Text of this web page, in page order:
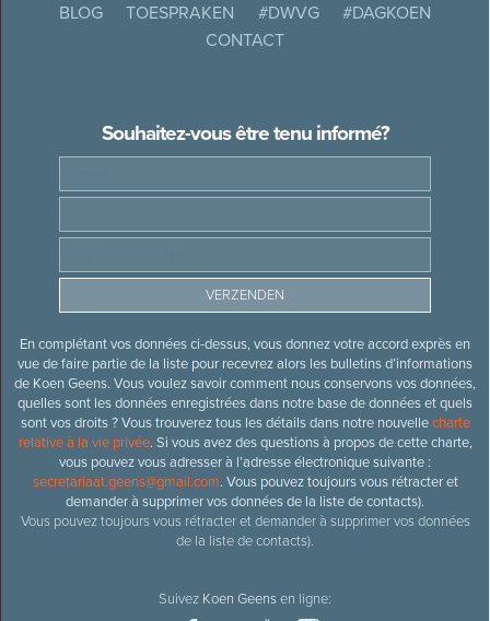
BLOG
TOESPRAKEN #DWVG
#DAGKOEN
CONTACT
Souhaitez-vous être tenu informé?
En complétant vos données ci-dessus, vous donnez votre accord exprès en
vue de faire partie de la liste pour recevrez alors les bulletins d’informations
de Koen Geens. Vous voulez savoir comment nous conservons vos données,
quelles sont les données enregistrées dans notre base de données et quels
sont vos droits ? Vous trouverez tous les détails dans notre nouvellecharte
relative à la vie privée. Si vous avez des questions à propos de cette charte,
vous pouvez vous adresser à l’adresse électronique suivante :
secretariaat.geens@gmail.com. Vous pouvez toujours vous rétracter et
demander à supprimer vos données de la liste de contacts).
Vous pouvez toujours vous rétracter et demander à supprimer vos données
de la liste de contacts).
Suivez Koen Geensen ligne: